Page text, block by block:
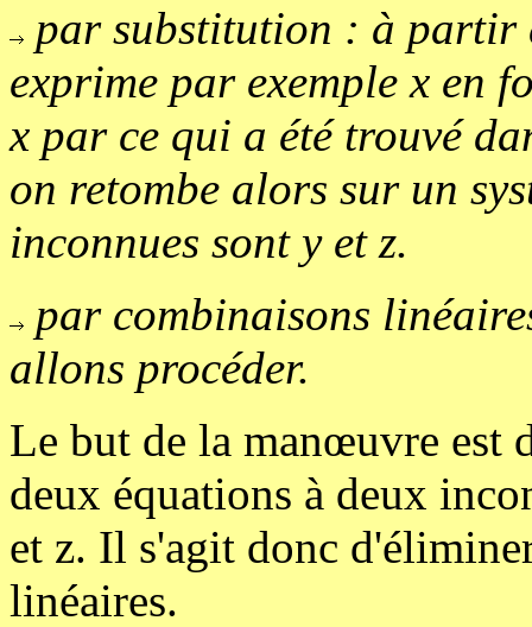
par substitution : à partir
exprime par exemple x en
x par ce qui a été trouvé
on retombe alors sur un
inconnues sont y et z.
par combinaisons
allons procéder.
Le but de la manœuvre est
deux équations à deux
et z. Il s'agit donc
linéaires.